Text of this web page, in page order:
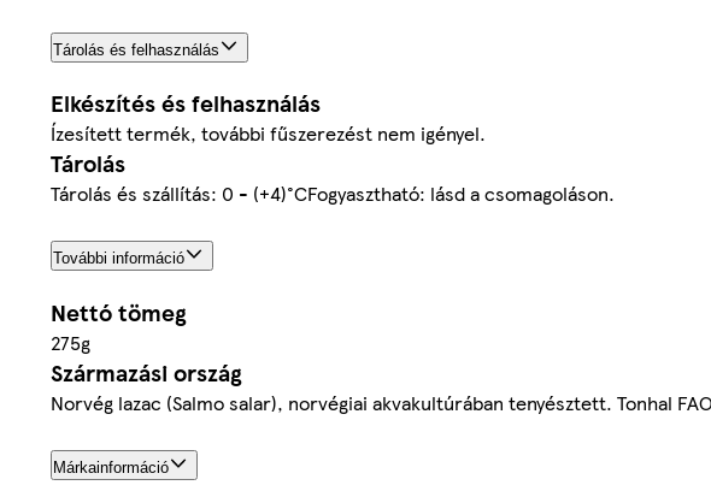
Tárolás és felhasználás
Elkészítés és felhasználás
Ízesített termék, további fűszerezést nem igényel.
Tárolás
Tárolás és szállítás: 0 - (+4)°CFogyasztható: lásd a csomagoláson.
További információ
Nettó tömeg
275g
Származási ország
Norvég lazac (Salmo salar), norvégiai akvakultúrában tenyésztett. Tonhal
Márkainformáció